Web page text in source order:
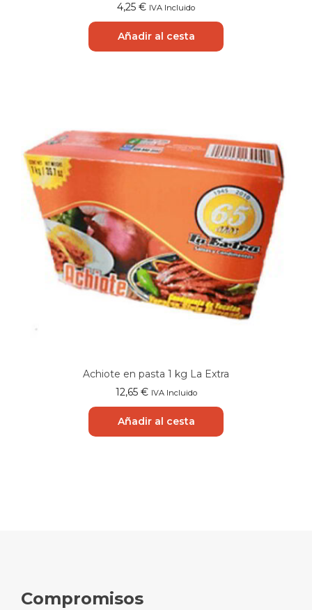
4,25 € IVA Incluido
Añadir al cesta
Achiote en pasta 1 kg La Extra
12,65 € IVA Incluido
Añadir al cesta
Compromisos